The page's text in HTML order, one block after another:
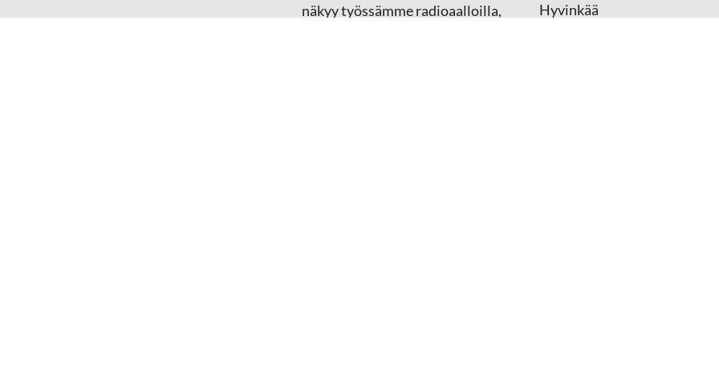
näkyy työssämme radioaalloilla,
Hyvinkää